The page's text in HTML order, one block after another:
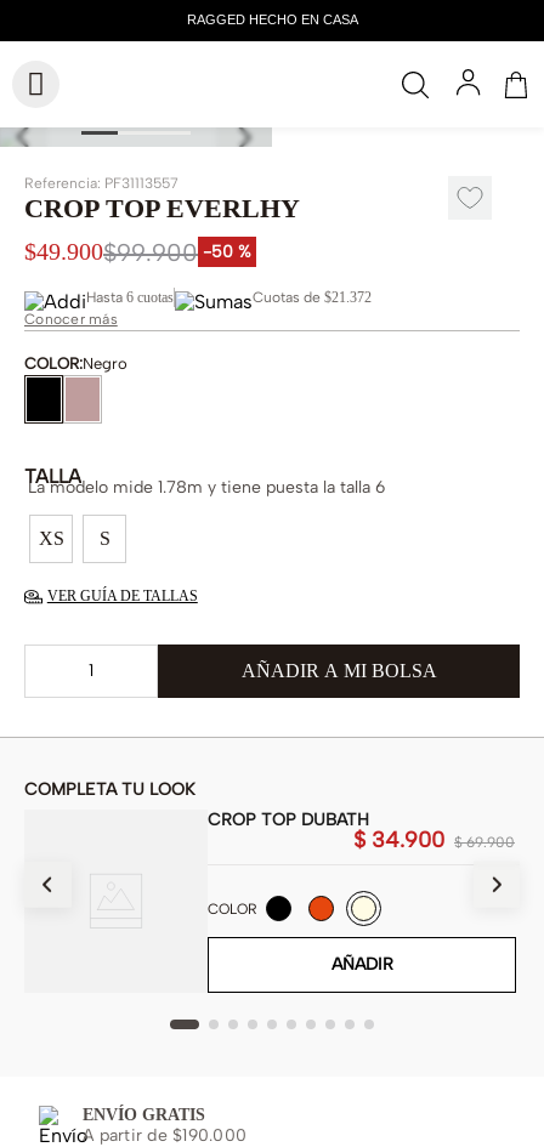
Referencia: PF31113557
CROP TOP EVERLHY
$49.900$99.900 -50 %
Hasta 6 cuotas Cuotas de $21.372
Conocer más
COLOR:Negro
TALLA
XS S
La modelo mide 1.78m y tiene puesta la talla 6
VER GUÍA DE TALLAS
COMPLETA TU LOOK
CROP TOP DUBATH
$ 69.900
$ 34.900
COLOR
AÑADIR
ENVÍO GRATIS
A partir de $190.000